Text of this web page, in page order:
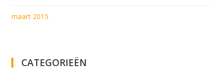
maart 2015
CATEGORIEËN